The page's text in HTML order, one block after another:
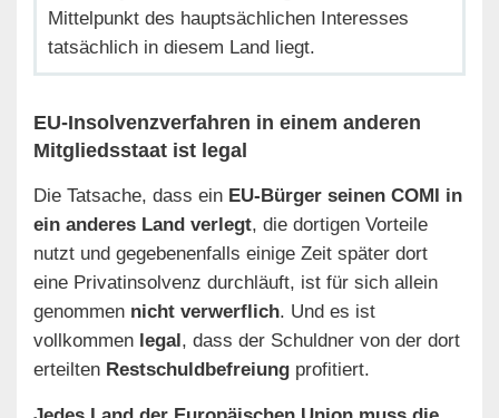
Mittelpunkt des hauptsächlichen Interesses
tatsächlich in diesem Land liegt.
EU-Insolvenzverfahren in einem anderen
Mitgliedsstaat ist legal
Die Tatsache, dass ein EU-Bürger seinen COMI in
ein anderes Land verlegt, die dortigen Vorteile
nutzt und gegebenenfalls einige Zeit später dort
eine Privatinsolvenz durchläuft, ist für sich allein
genommen nicht verwerflich. Und es ist
vollkommen legal, dass der Schuldner von der dort
erteilten Restschuldbefreiung profitiert.